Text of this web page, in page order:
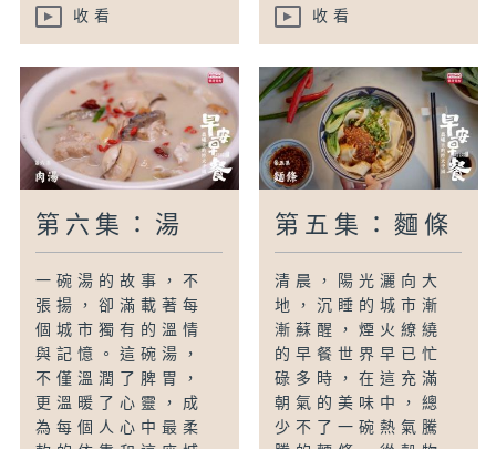
收看 收看
第六集：湯
一碗湯的故事，不
張揚，卻滿載著每
個城市獨有的溫情
與記憶。這碗湯，
不僅溫潤了脾胃，
更溫暖了心靈，成
為每個人心中最柔
第五集：麵條
清晨，陽光灑向大
地，沉睡的城市漸
漸蘇醒，煙火繚繞
的早餐世界早已忙
碌多時，在這充滿
朝氣的美味中，總
少不了一碗熱氣騰